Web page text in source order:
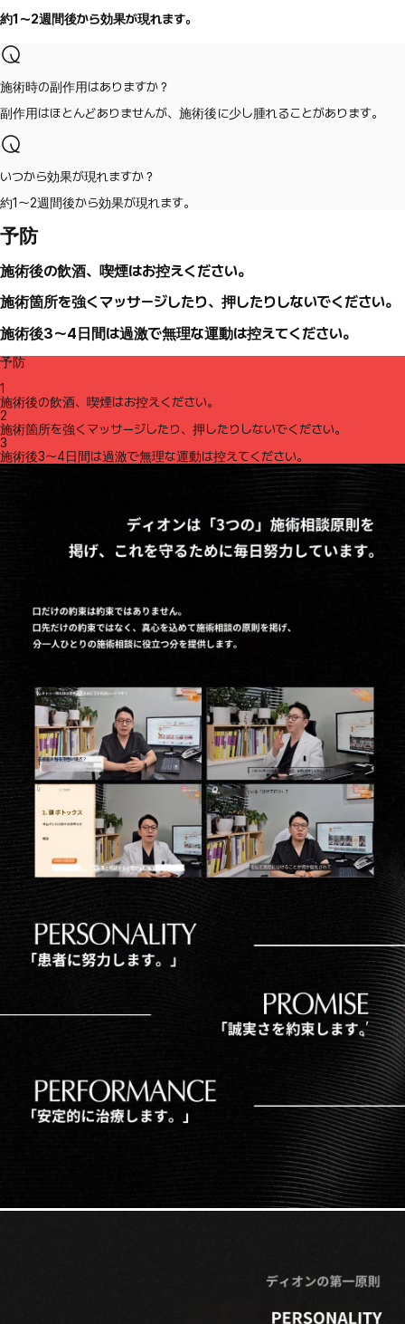
約1～2週間後から効果が現れます。
施術時の副作用はありますか？
副作用はほとんどありませんが、施術後に少し腫れることがあります。
いつから効果が現れますか？
約1～2週間後から効果が現れます。
予防
施術後の飲酒、喫煙はお控えください。
施術箇所を強くマッサージしたり、押したりしないでください。
施術後3～4日間は過激で無理な運動は控えてください。
予防
1
施術後の飲酒、喫煙はお控えください。
2
施術箇所を強くマッサージしたり、押したりしないでください。
3
施術後3～4日間は過激で無理な運動は控えてください。